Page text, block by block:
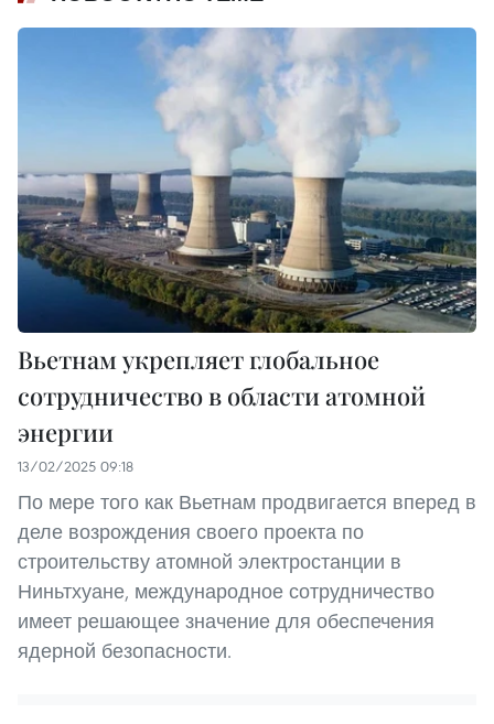
Вьетнам укрепляет глобальное
сотрудничество в области атомной
энергии
13/02/2025 09:18
По мере того как Вьетнам продвигается вперед в
деле возрождения своего проекта по
строительству атомной электростанции в
Ниньтхуане, международное сотрудничество
имеет решающее значение для обеспечения
ядерной безопасности.